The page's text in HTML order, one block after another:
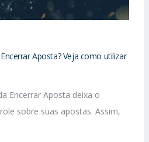
Aposta? Veja como utilizar
Encerrar Aposta deixa o
sobre suas apostas. Assim,